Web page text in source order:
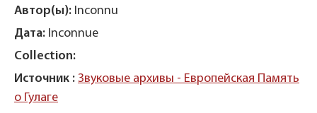
Автор(ы): Inconnu
Дата: Inconnue
Collection:
Источник : Звуковые архивы - Европейская Память
о Гулаге